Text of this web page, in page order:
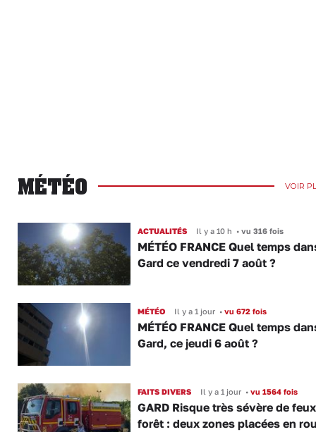
MÉTÉO VOIR
ACTUALITÉS Il y a 10 h •vu 316 fois
MÉTÉO FRANCE Quel temps
Gard ce vendredi 7 août ?
MÉTÉO Il y a 1 jour •vu 672 fois
MÉTÉO FRANCE Quel temps
Gard, ce jeudi 6 août ?
FAITS DIVERS Il y a 1 jour •vu 1564 fois
GARD Risque très sévère de
forêt : deux zones placées en